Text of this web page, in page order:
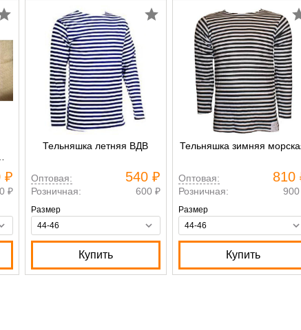
₽
₽
Тельняшка летняя ВДВ
Оптовая: 540 ₽
Розничная: 600 ₽
Размер
Купить
Тельняшка зимняя
Оптовая: 810
Розничная:
Размер
Купить